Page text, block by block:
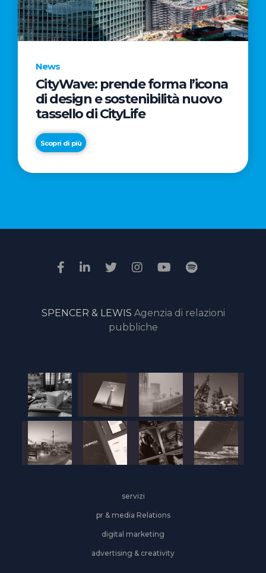
News
CityWave: prende forma l’icona
di design e sostenibilità nuovo
tassello di CityLife
Scopri di più
News
“Passione
il
della
giuria
online
SPENCER & LEWIS Agenzia di relazioni
pubbliche
servizi
pr & media Relations
digital marketing
advertising & creativity